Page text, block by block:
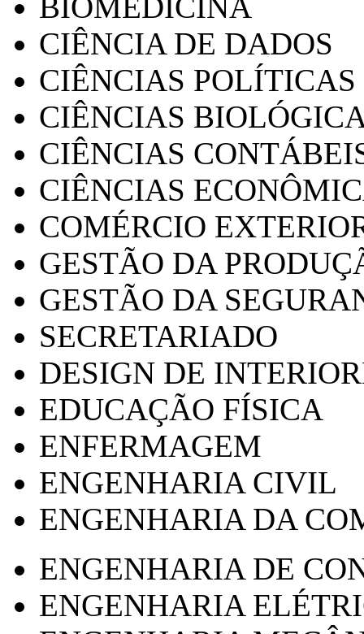
CIÊNCIA DE DADOS
CIÊNCIAS POLÍTICAS
CIÊNCIAS
CIÊNCIAS
CIÊNCIAS
COMÉRCIO
GESTÃO DA
GESTÃO DA
SECRETARIADO
DESIGN DE
EDUCAÇÃO FÍSICA
ENFERMAGEM
ENGENHARIA CIVIL
ENGENHARIA DA
ENGENHARIA DE
ENGENHARIA